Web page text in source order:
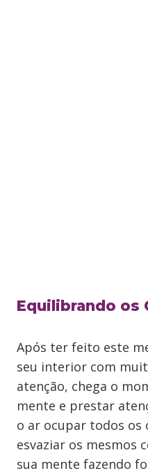
Equilibrando os
Após ter feito este
seu interior com
atenção, chega o
mente e prestar
o ar ocupar todos os
esvaziar os mesmos
sua mente fazendo